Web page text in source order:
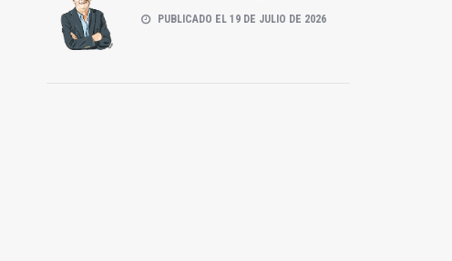
PUBLICADO EL 19 DE JULIO DE 2026